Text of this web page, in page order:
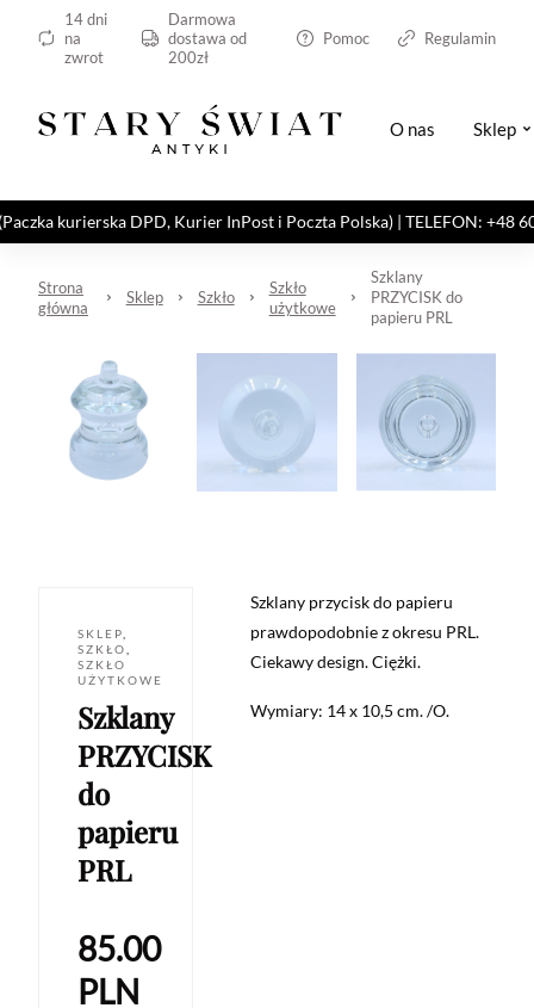
14 dni
na
zwrot
Darmowa
dostawa od
200zł
Pomoc Regulamin
O nas Sklep
kurierska DPD, Kurier InPost i Poczta Polska) | TELEFON: +48
Strona
główna
Sklep Szkło
Szkło
użytkowe
Szklany
PRZYCISK do
papieru PRL
SKLEP
SZKŁO
SZKŁO
UŻYTKOWE
Szklany
PRZYCISK
do
papieru
PRL
85.00
PLN
Szklany przycisk do papieru
prawdopodobnie z okresu PRL.
Ciekawy design. Ciężki.
Wymiary: 14 x 10,5 cm. /O.